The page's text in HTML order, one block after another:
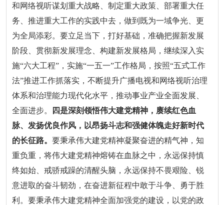
和网络视听谋划重大战略、制定重大政策、部署重大任
务、推进重大工作的实践中去，做到既为一域争光、更
为全局添彩。要立足当下，打好基础，准确把握新发展
阶段、贯彻新发展理念、构建新发展格局，继续深入实
施“六大工程”，实施“一五一”工作格局，按照“五式工作
法”推进工作抓落实，不断提升广播电视和网络视听治理
体系和治理能力现代化水平，推动事业产业全面发展、
全面进步。
四是深刻领悟伟大建党精神，赓续红色血
脉、发扬优良作风，以昂扬斗志和强健体魄走好新时代
的长征路。要秉承伟大建党精神凝聚奋进的精气神，知
重负重，将伟大建党精神熔铸在血脉之中，永远保持慎
终如始、戒骄戒躁的清醒头脑，永远保持不畏艰险、锐
意进取的奋斗韧劲，在奋进新征程中敢于斗争、勇于胜
利。要秉承伟大建党精神全面加强党的建设，以党的政